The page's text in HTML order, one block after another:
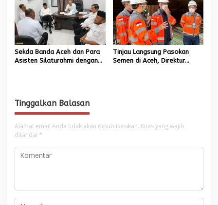
Sekda Banda Aceh dan Para
Asisten Silaturahmi dengan
Tinjau Langsung Pasokan
Semen di Aceh, Direktur
Tinggalkan Balasan
Alamat email Anda tidak akan dipublikasikan. Ruas yang wajib
ditandai *